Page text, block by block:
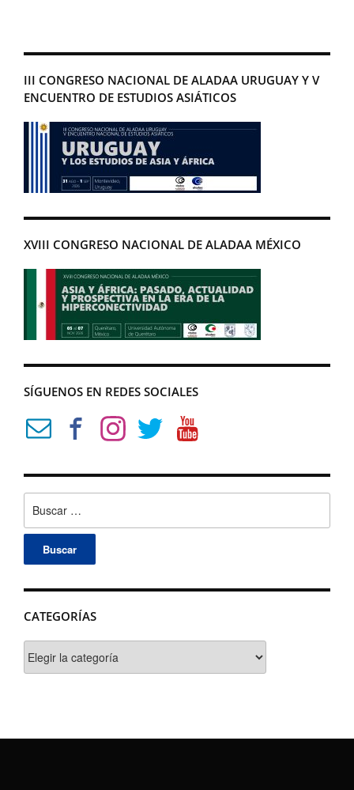
III CONGRESO NACIONAL DE ALADAA URUGUAY Y V
ENCUENTRO DE ESTUDIOS ASIÁTICOS
XVIII CONGRESO NACIONAL DE ALADAA MÉXICO
SÍGUENOS EN REDES SOCIALES
CATEGORÍAS